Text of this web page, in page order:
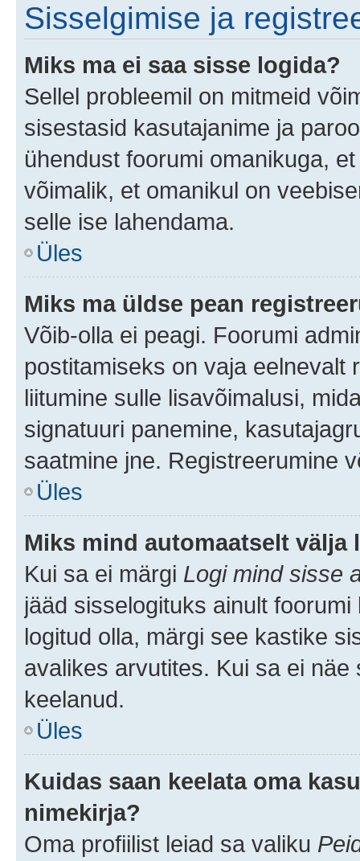
Sisselgimise ja
Miks ma ei saa sisse logida?
Sellel probleemil on mitmeid
sisestasid kasutajanime ja
ühendust foorumi omanikuga,
võimalik, et omanikul on
selle ise lahendama.
Üles
Miks ma üldse pean
Võib-olla ei peagi. Foorumi
postitamiseks on vaja eelnevalt
liitumine sulle lisavõimalusi,
signatuuri panemine,
saatmine jne. Registreerumine
Üles
Miks mind automaatselt välja
Kui sa ei märgi Logi mind sisse
jääd sisselogituks ainult
logitud olla, märgi see kastike
avalikes arvutites. Kui sa ei
keelanud.
Üles
Kuidas saan keelata oma
nimekirja?
Oma profiilist leiad sa valiku